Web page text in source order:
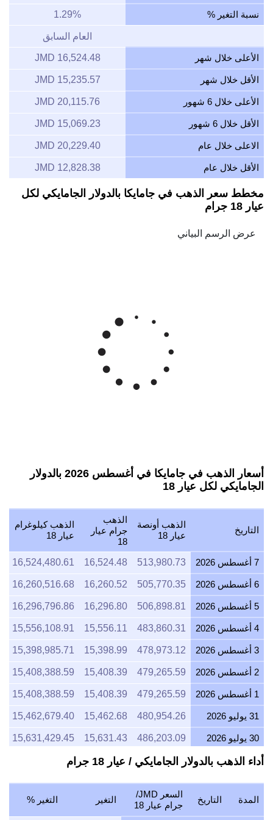
نسبة التغير % 1.29%
العام السابق
الأعلى خلال شهر 16,524.48 JMD
الأقل خلال شهر 15,235.57 JMD
الأعلى خلال 6 شهور 20,115.76 JMD
الأقل خلال 6 شهور 15,069.23 JMD
الاعلى خلال عام 20,229.40 JMD
الأقل خلال عام 12,828.38 JMD
مخطط سعر الذهب في جامايكا بالدولار الجامايكي لكل
عيار 18 جرام
أسعار الذهب في جامايكا في أغسطس 2026 بالدولار
الجامايكي لكل عيار 18
التاريخ
الذهب أونصة
عيار 18
الذهب
جرام عيار
18
الذهب كيلوغرام
عيار 18
7 أغسطس 2026 513,980.73
16,524.48
16,524,480.61
6 أغسطس 2026 505,770.35
16,260.52
16,260,516.68
5 أغسطس 2026 506,898.81
16,296.80
16,296,796.86
4 أغسطس 2026 483,860.31
15,556.11
15,556,108.91
3 أغسطس 2026 478,973.12
15,398.99
15,398,985.71
2 أغسطس 2026 479,265.59
15,408.39
15,408,388.59
1 أغسطس 2026 479,265.59
15,408.39
15,408,388.59
31 يوليو 2026 480,954.26
15,462.68
15,462,679.40
30 يوليو 2026 486,203.09
15,631.43
15,631,429.45
29 يوليو 2026 479,840.23
15,426.86
15,426,863.45
28 يوليو 2026 478,863.78
15,395.47
15,395,470.44
27 يوليو 2026 484,362.42
15,572.25
15,572,251.68
أداء الذهب بالدولار الجامايكي / عيار 18 جرام
المدة التاريخ
السعر JMD/
جرام عيار 18
التغير التغير %